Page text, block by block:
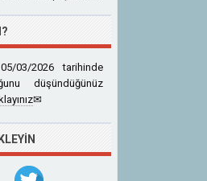
03/2026 tarihinde
düşündüğünüz
✉